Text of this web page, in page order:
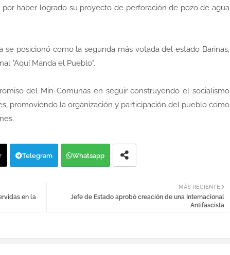
haber logrado su proyecto de perforación de pozo de agua
se posicionó como la segunda más votada del estado Barinas,
"Aquí Manda el Pueblo".
del Min-Comunas en seguir construyendo el socialismo
promoviendo la organización y participación del pueblo como
Telegram Whatsapp
MÁS RECIENTE
Jefe de Estado aprobó creación de una Internacional
Antifascista
en la